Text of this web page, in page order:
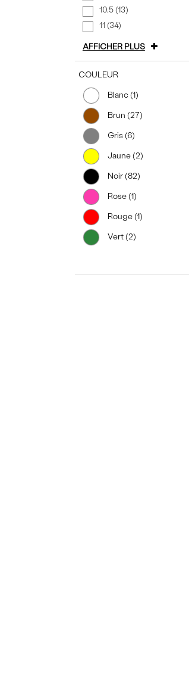
10.5 (13)
11 (34)
AFFICHER PLUS
COULEUR
Blanc (1)
Brun (27)
Gris (6)
Jaune (2)
Noir (82)
Rose (1)
Rouge (1)
Vert (2)